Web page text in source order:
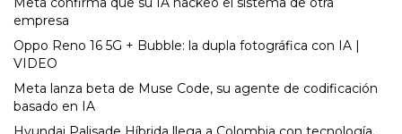
empresa
Oppo Reno 16 5G + Bubble: la dupla fotográfica con IA |
VIDEO
Meta lanza beta de Muse Code, su agente de codificación
basado en IA